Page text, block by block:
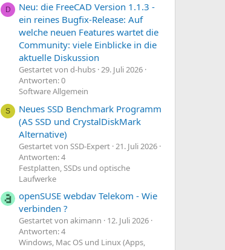
D
Neu: die FreeCAD Version 1.1.3 -
ein reines Bugfix-Release: Auf
welche neuen Features wartet die
Community: viele Einblicke in die
aktuelle Diskussion
Gestartet von d-hubs 29. Juli 2026
Antworten: 0
Software Allgemein
S
Neues SSD Benchmark Programm
(AS SSD und CrystalDiskMark
Alternative)
Gestartet von SSD-Expert 21. Juli 2026
Antworten: 4
Festplatten, SSDs und optische
Laufwerke
openSUSE webdav Telekom - Wie
verbinden ?
Gestartet von akimann
12. Juli 2026
Antworten: 4
Windows, Mac OS und Linux (Apps,